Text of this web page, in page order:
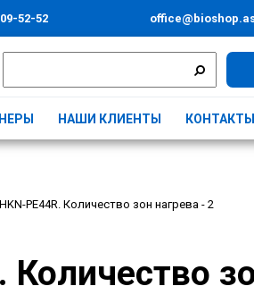
52-52
НАШИ КЛИЕНТЫ КОНТАКТЫ
PE44R. Количество зон нагрева - 2
Количество